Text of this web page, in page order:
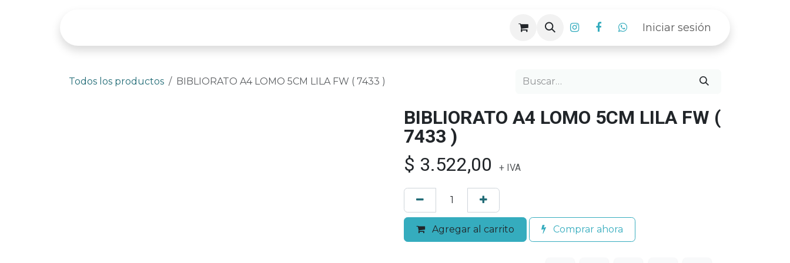
Iniciar sesión
Todos los productos BIBLIORATO A4 LOMO 5CM LILA FW ( 7433 )
BIBLIORATO A4 LOMO 5CM LILA FW (
7433 )
$ 3.522,00 + IVA
Agregar al carrito Comprar ahora